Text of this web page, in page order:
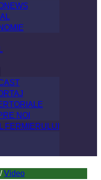
NOI
FERMIERULUI
/ Video